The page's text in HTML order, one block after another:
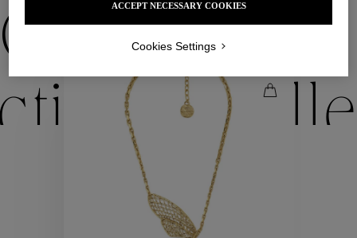
Collections
Collections
ACCEPT NECESSARY COOKIES
Cookies Settings